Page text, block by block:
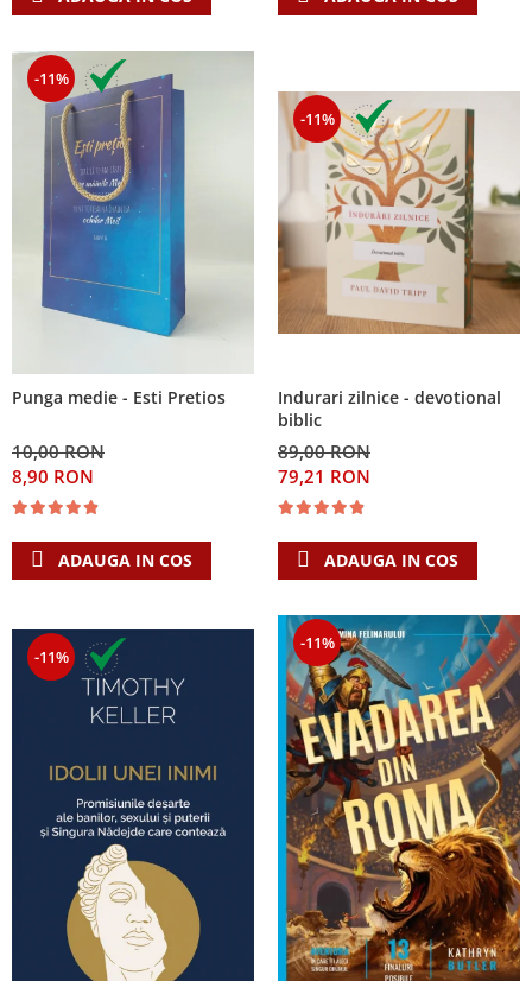
-11%
Punga medie - Esti Pretios
10,00 RON
8,90 RON
ADAUGA IN COS
-11%
Indurari zilnice - devotional
biblic
89,00 RON
79,21 RON
ADAUGA IN COS
-11%
-11%